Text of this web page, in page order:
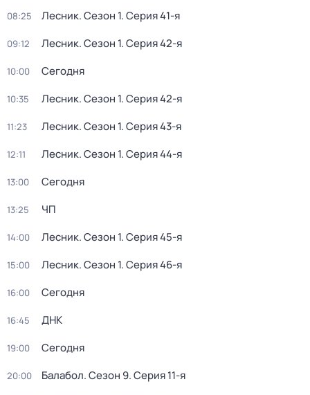
08:25 Лесник. Сезон 1. Серия 41-я
09:12 Лесник. Сезон 1. Серия 42-я
10:00 Сегодня
10:35 Лесник. Сезон 1. Серия 42-я
11:23 Лесник. Сезон 1. Серия 43-я
12:11 Лесник. Сезон 1. Серия 44-я
13:00 Сегодня
13:25 ЧП
14:00 Лесник. Сезон 1. Серия 45-я
15:00 Лесник. Сезон 1. Серия 46-я
16:00 Сегодня
16:45 ДНК
19:00 Сегодня
20:00 Балабол. Сезон 9. Серия 11-я